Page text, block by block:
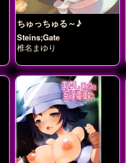
ちゅっちゅる～♪
Steins;Gate
椎名まゆり